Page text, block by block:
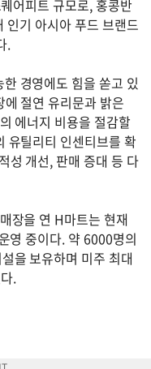
어피트 규모로, 홍콩반
기 아시아 푸드 브랜드
.
경영에도 힘을 쏟고 있
절연 유리문과 밝은
에너지 비용을 절감할
유틸리티 인센티브를 확
성 개선, 판매 증대 등 다
장을 연 H마트는 현재
영 중이다. 약 6000명의
을 보유하며 미주 최대
.